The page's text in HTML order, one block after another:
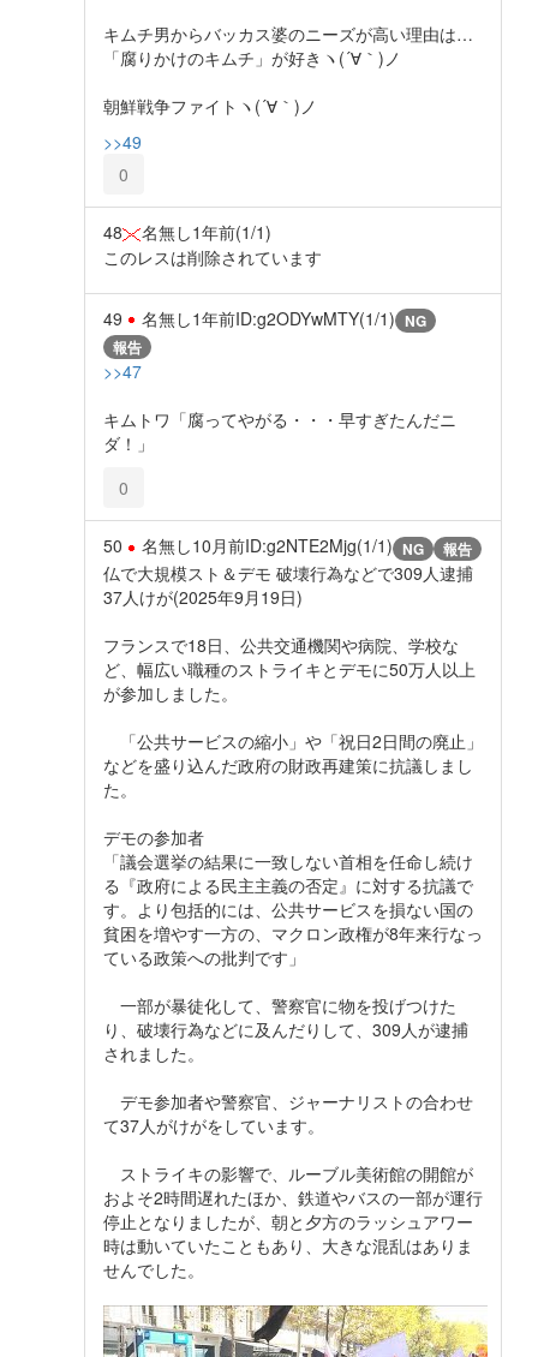
キムチ男からバッカス婆のニーズが高い理由は…
「腐りかけのキムチ」が好きヽ(´∀｀)ノ
朝鮮戦争ファイトヽ(´∀｀)ノ
>>49
0
48 名無し1年前(1/1)
このレスは削除されています
49 名無し1年前ID:g2ODYwMTY(1/1) NG
報告
>>47
キムトワ「腐ってやがる・・・早すぎたんだニ
ダ！」
0
50 名無し10月前ID:g2NTE2Mjg(1/1) NG 報告
仏で大規模スト＆デモ 破壊行為などで309人逮捕
37人けが(2025年9月19日)
フランスで18日、公共交通機関や病院、学校な
ど、幅広い職種のストライキとデモに50万人以上
が参加しました。
「公共サービスの縮小」や「祝日2日間の廃止」
などを盛り込んだ政府の財政再建策に抗議しまし
た。
デモの参加者
「議会選挙の結果に一致しない首相を任命し続け
る『政府による民主主義の否定』に対する抗議で
す。より包括的には、公共サービスを損ない国の
貧困を増やす一方の、マクロン政権が8年来行なっ
ている政策への批判です」
一部が暴徒化して、警察官に物を投げつけた
り、破壊行為などに及んだりして、309人が逮捕
されました。
デモ参加者や警察官、ジャーナリストの合わせ
て37人がけがをしています。
ストライキの影響で、ルーブル美術館の開館が
およそ2時間遅れたほか、鉄道やバスの一部が運行
停止となりましたが、朝と夕方のラッシュアワー
時は動いていたこともあり、大きな混乱はありま
せんでした。